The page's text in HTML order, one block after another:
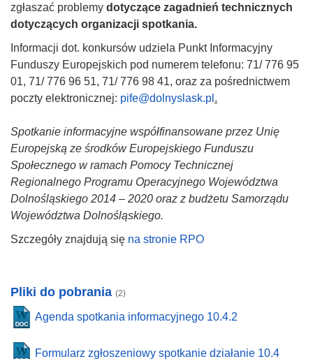
zgłaszać problemy dotyczące zagadnień technicznych
dotyczących organizacji spotkania.
Informacji dot. konkursów udziela Punkt Informacyjny
Funduszy Europejskich pod numerem telefonu: 71/ 776 95
01, 71/ 776 96 51, 71/ 776 98 41, oraz za pośrednictwem
poczty elektronicznej: pife@dolnyslask.pl .
Spotkanie informacyjne współfinansowane przez Unię
Europejską ze środków Europejskiego Funduszu
Społecznego w ramach Pomocy Technicznej
Regionalnego Programu Operacyjnego Województwa
Dolnośląskiego 2014 – 2020 oraz z budżetu Samorządu
Województwa Dolnośląskiego.
Szczegóły znajdują się na stronie RPO
Pliki do pobrania (2)
Agenda spotkania informacyjnego 10.4.2
Formularz zgłoszeniowy spotkanie działanie 10.4